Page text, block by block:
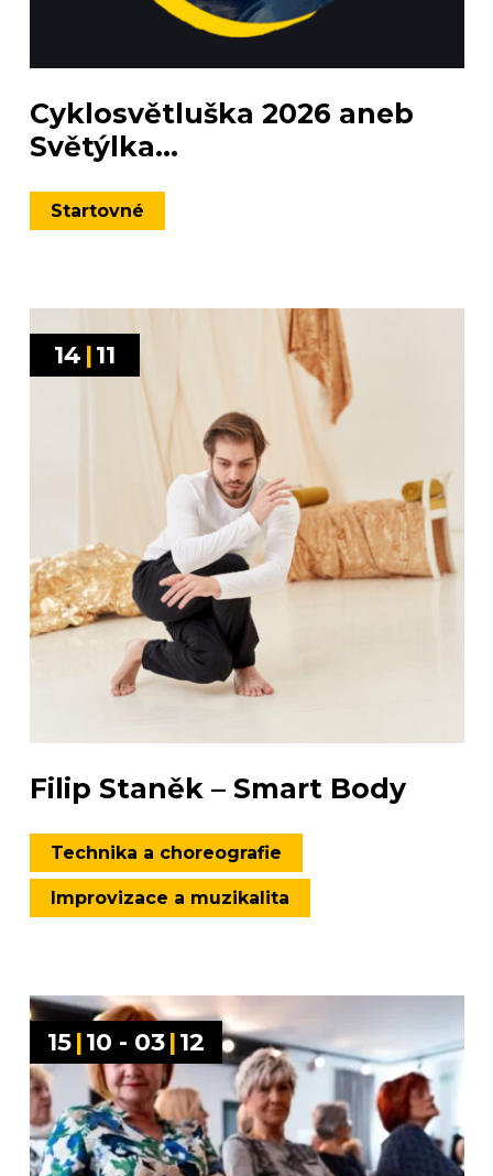
Cyklosvětluška 2026 aneb
Světýlka...
Startovné
14 |11
Filip Staněk – Smart Body
Technika a choreografie
Improvizace a muzikalita
15 |10 - 03 |12